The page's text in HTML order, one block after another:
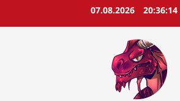
07.08.2026 20:36:15